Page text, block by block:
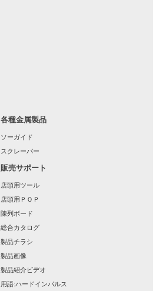
各種金属製品
ソーガイド
スクレーパー
販売サポート
店頭用ツール
店頭用ＰＯＰ
陳列ボード
総合カタログ
製品チラシ
製品画像
製品紹介ビデオ
用語:ハードインパルス